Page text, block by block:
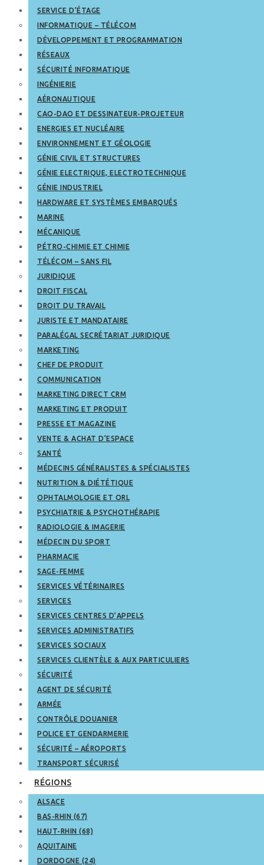
SERVICE D’ÉTAGE
INFORMATIQUE – TÉLÉCOM
DÉVELOPPEMENT ET PROGRAMMATION
RÉSEAUX
SÉCURITÉ INFORMATIQUE
INGÉNIERIE
AÉRONAUTIQUE
CAO-DAO ET DESSINATEUR-PROJETEUR
ENERGIES ET NUCLÉAIRE
ENVIRONNEMENT ET GÉOLOGIE
GÉNIE CIVIL ET STRUCTURES
GÉNIE ELECTRIQUE, ELECTROTECHNIQUE
GÉNIE INDUSTRIEL
HARDWARE ET SYSTÈMES EMBARQUÉS
MARINE
MÉCANIQUE
PÉTRO-CHIMIE ET CHIMIE
TÉLÉCOM – SANS FIL
JURIDIQUE
DROIT FISCAL
DROIT DU TRAVAIL
JURISTE ET MANDATAIRE
PARALÉGAL SECRÉTARIAT JURIDIQUE
MARKETING
CHEF DE PRODUIT
COMMUNICATION
MARKETING DIRECT CRM
MARKETING ET PRODUIT
PRESSE ET MAGAZINE
VENTE & ACHAT D’ESPACE
SANTÉ
MÉDECINS GÉNÉRALISTES & SPÉCIALISTES
NUTRITION & DIÉTÉTIQUE
OPHTALMOLOGIE ET ORL
PSYCHIATRIE & PSYCHOTHÉRAPIE
RADIOLOGIE & IMAGERIE
MÉDECIN DU SPORT
PHARMACIE
SAGE-FEMME
SERVICES VÉTÉRINAIRES
SERVICES
SERVICES CENTRES D’APPELS
SERVICES ADMINISTRATIFS
SERVICES SOCIAUX
SERVICES CLIENTÈLE & AUX PARTICULIERS
SÉCURITÉ
AGENT DE SÉCURITÉ
ARMÉE
CONTRÔLE DOUANIER
POLICE ET GENDARMERIE
SÉCURITÉ – AÉROPORTS
TRANSPORT SÉCURISÉ
RÉGIONS
ALSACE
BAS-RHIN (67)
HAUT-RHIN (68)
AQUITAINE
DORDOGNE (24)